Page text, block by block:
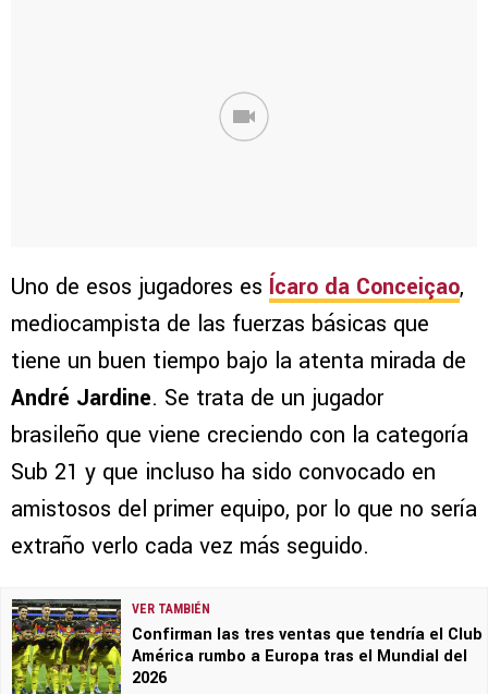
Uno de esos jugadores es Ícaro da Conceiçao,
mediocampista de las fuerzas básicas que
tiene un buen tiempo bajo la atenta mirada de
André Jardine. Se trata de un jugador
brasileño que viene creciendo con la categoría
Sub 21 y que incluso ha sido convocado en
amistosos del primer equipo, por lo que no sería
extraño verlo cada vez más seguido.
VER TAMBIÉN
Confirman las tres ventas que tendría el Club
América rumbo a Europa tras el Mundial del
2026